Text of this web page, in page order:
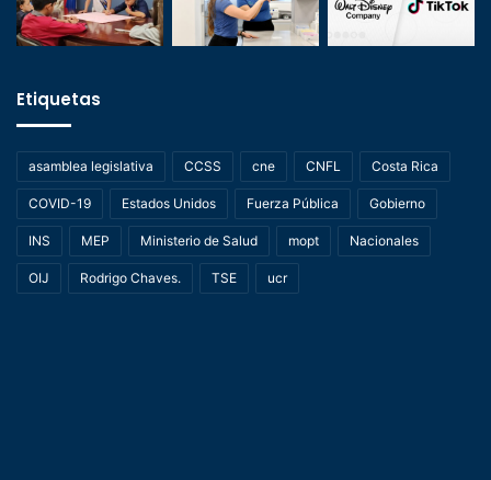
Etiquetas
asamblea legislativa CCSS cne CNFL Costa Rica
COVID-19 Estados Unidos Fuerza Pública Gobierno
INS MEP Ministerio de Salud mopt Nacionales
OIJ Rodrigo Chaves. TSE ucr